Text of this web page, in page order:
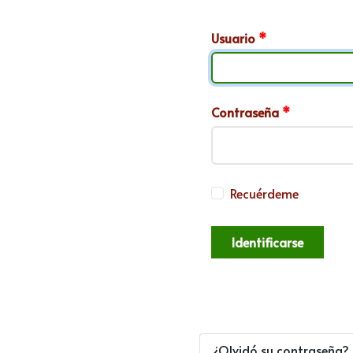
Usuario*
Contraseña*
Recuérdeme
Identificarse
¿Olvidó su contraseña?